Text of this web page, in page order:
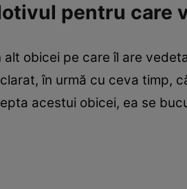
pentru care
alt obicei pe care îl are
în urmă cu ceva timp,
acestui obicei, ea se